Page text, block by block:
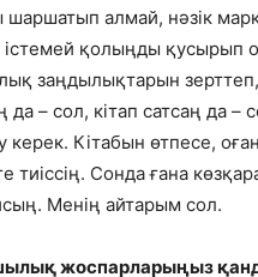
алмай, нәзік
қолыңды қусырып
заңдылықтарын зерттеп,
– сол, кітап сатсаң да –
Кітабын өтпесе,
тиіссің. Сонда ғана
Менің айтарым сол.
жоспарларыңыз